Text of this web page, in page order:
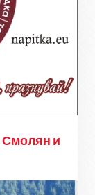
Смолян и